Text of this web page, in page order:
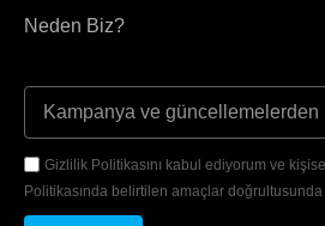
Neden Biz?
Gizlilik Politikasını kabul ediyorum ve
Politikasında belirtilen amaçlar